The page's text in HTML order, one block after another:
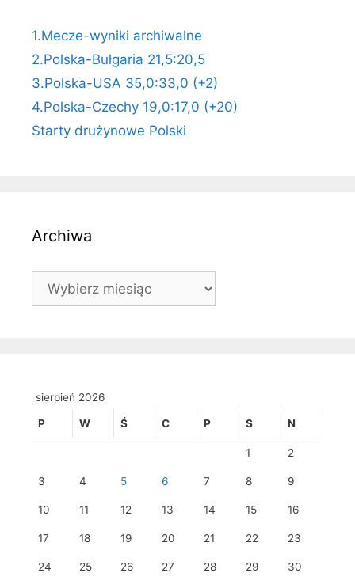
1.Mecze-wyniki archiwalne
2.Polska-Bułgaria 21,5:20,5
3.Polska-USA 35,0:33,0 (+2)
4.Polska-Czechy 19,0:17,0 (+20)
Starty drużynowe Polski
Archiwa
Archiwa
sierpień 2026
P W Ś C P S N
1 2
3 4 5 6 7 8 9
10 11 12 13 14 15 16
17 18 19 20 21 22 23
24 25 26 27 28 29 30